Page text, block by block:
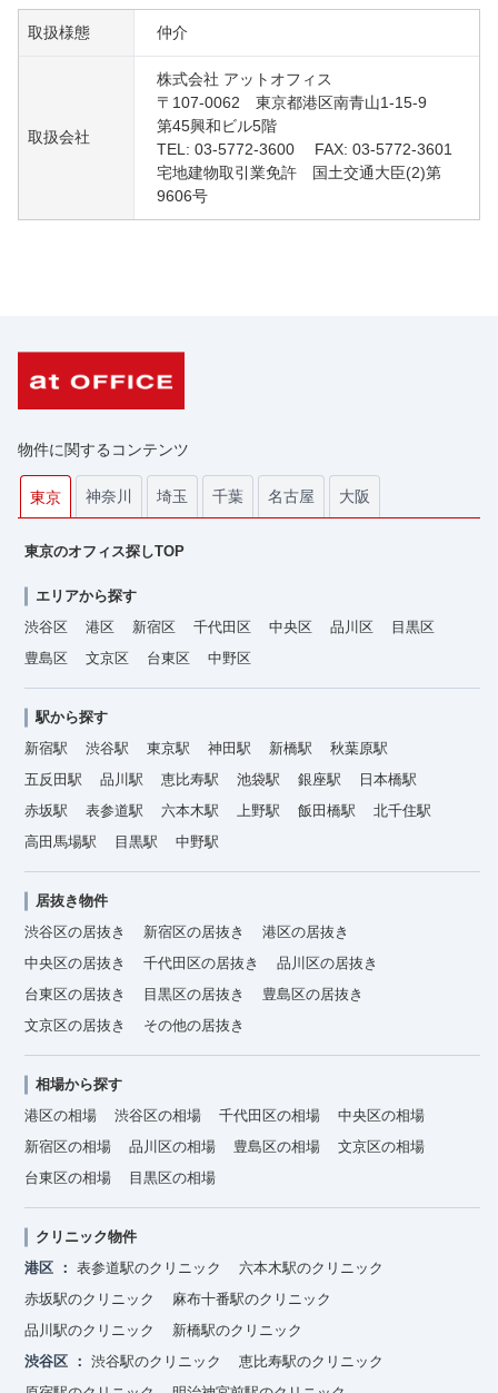
取扱様態 仲介
取扱会社
株式会社 アットオフィス
〒107-0062 東京都港区南青山1-15-9
第45興和ビル5階
TEL: 03-5772-3600 FAX: 03-5772-3601
宅地建物取引業免許 国土交通大臣(2)第
9606号
物件に関するコンテンツ
東京 神奈川 埼玉 千葉 名古屋 大阪
東京のオフィス探しTOP
エリアから探す
渋谷区
港区 新宿区 千代田区 中央区 品川区
目黒区
豊島区
文京区 台東区 中野区
駅から探す
新宿駅
渋谷駅 東京駅 神田駅 新橋駅
秋葉原駅
五反田駅
品川駅 恵比寿駅 池袋駅 銀座駅
日本橋駅
赤坂駅
表参道駅 六本木駅 上野駅 飯田橋駅
北千住駅
高田馬場駅
目黒駅 中野駅
居抜き物件
渋谷区の居抜き
新宿区の居抜き
港区の居抜き
中央区の居抜き
千代田区の居抜き
品川区の居抜き
台東区の居抜き
目黒区の居抜き
豊島区の居抜き
文京区の居抜き
その他の居抜き
相場から探す
港区の相場
渋谷区の相場 千代田区の相場
中央区の相場
新宿区の相場
品川区の相場 豊島区の相場
文京区の相場
台東区の相場
目黒区の相場
クリニック物件
港区
表参道駅のクリニック
六本木駅のクリニック
赤坂駅のクリニック
麻布十番駅のクリニック
品川駅のクリニック
新橋駅のクリニック
渋谷区
渋谷駅のクリニック
恵比寿駅のクリニック